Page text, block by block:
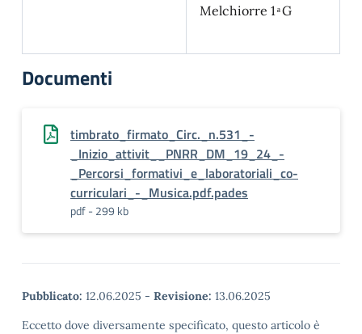
Melchiorre 1 ͣ G
Documenti
timbrato_firmato_Circ._n.531_-
_Inizio_attivit__PNRR_DM_19_24_-
_Percorsi_formativi_e_laboratoriali_co-
curriculari_-_Musica.pdf.pades
pdf - 299 kb
Pubblicato: 12.06.2025 - Revisione: 13.06.2025
Eccetto dove diversamente specificato, questo articolo è